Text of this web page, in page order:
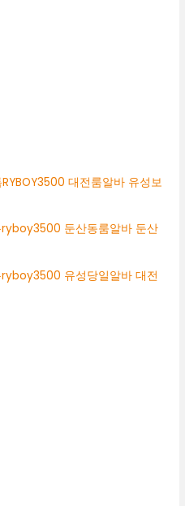
대전룸알바 유성보
둔산동룸알바 둔산
유성당일알바 대전